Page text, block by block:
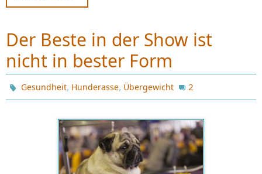
Der Beste in der Show ist
nicht in bester Form
Gesundheit, Hunderasse, Übergewicht 2